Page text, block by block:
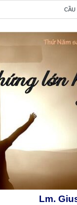
CẦU
Lm.